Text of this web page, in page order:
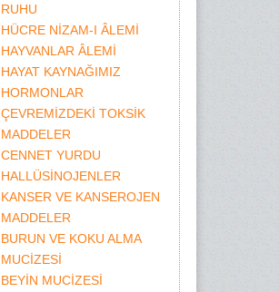
RUHU
HÜCRE NİZAM-I ÂLEMİ
HAYVANLAR ÂLEMİ
HAYAT KAYNAĞIMIZ
HORMONLAR
ÇEVREMİZDEKİ TOKSİK
MADDELER
CENNET YURDU
HALLÜSİNOJENLER
KANSER VE KANSEROJEN
MADDELER
BURUN VE KOKU ALMA
MUCİZESİ
BEYİN MUCİZESİ